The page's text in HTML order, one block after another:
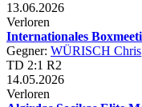
13.06.2026
Verloren
Internationales
Gegner: WÜRISCH Chris
TD 2:1 R2
14.05.2026
Verloren